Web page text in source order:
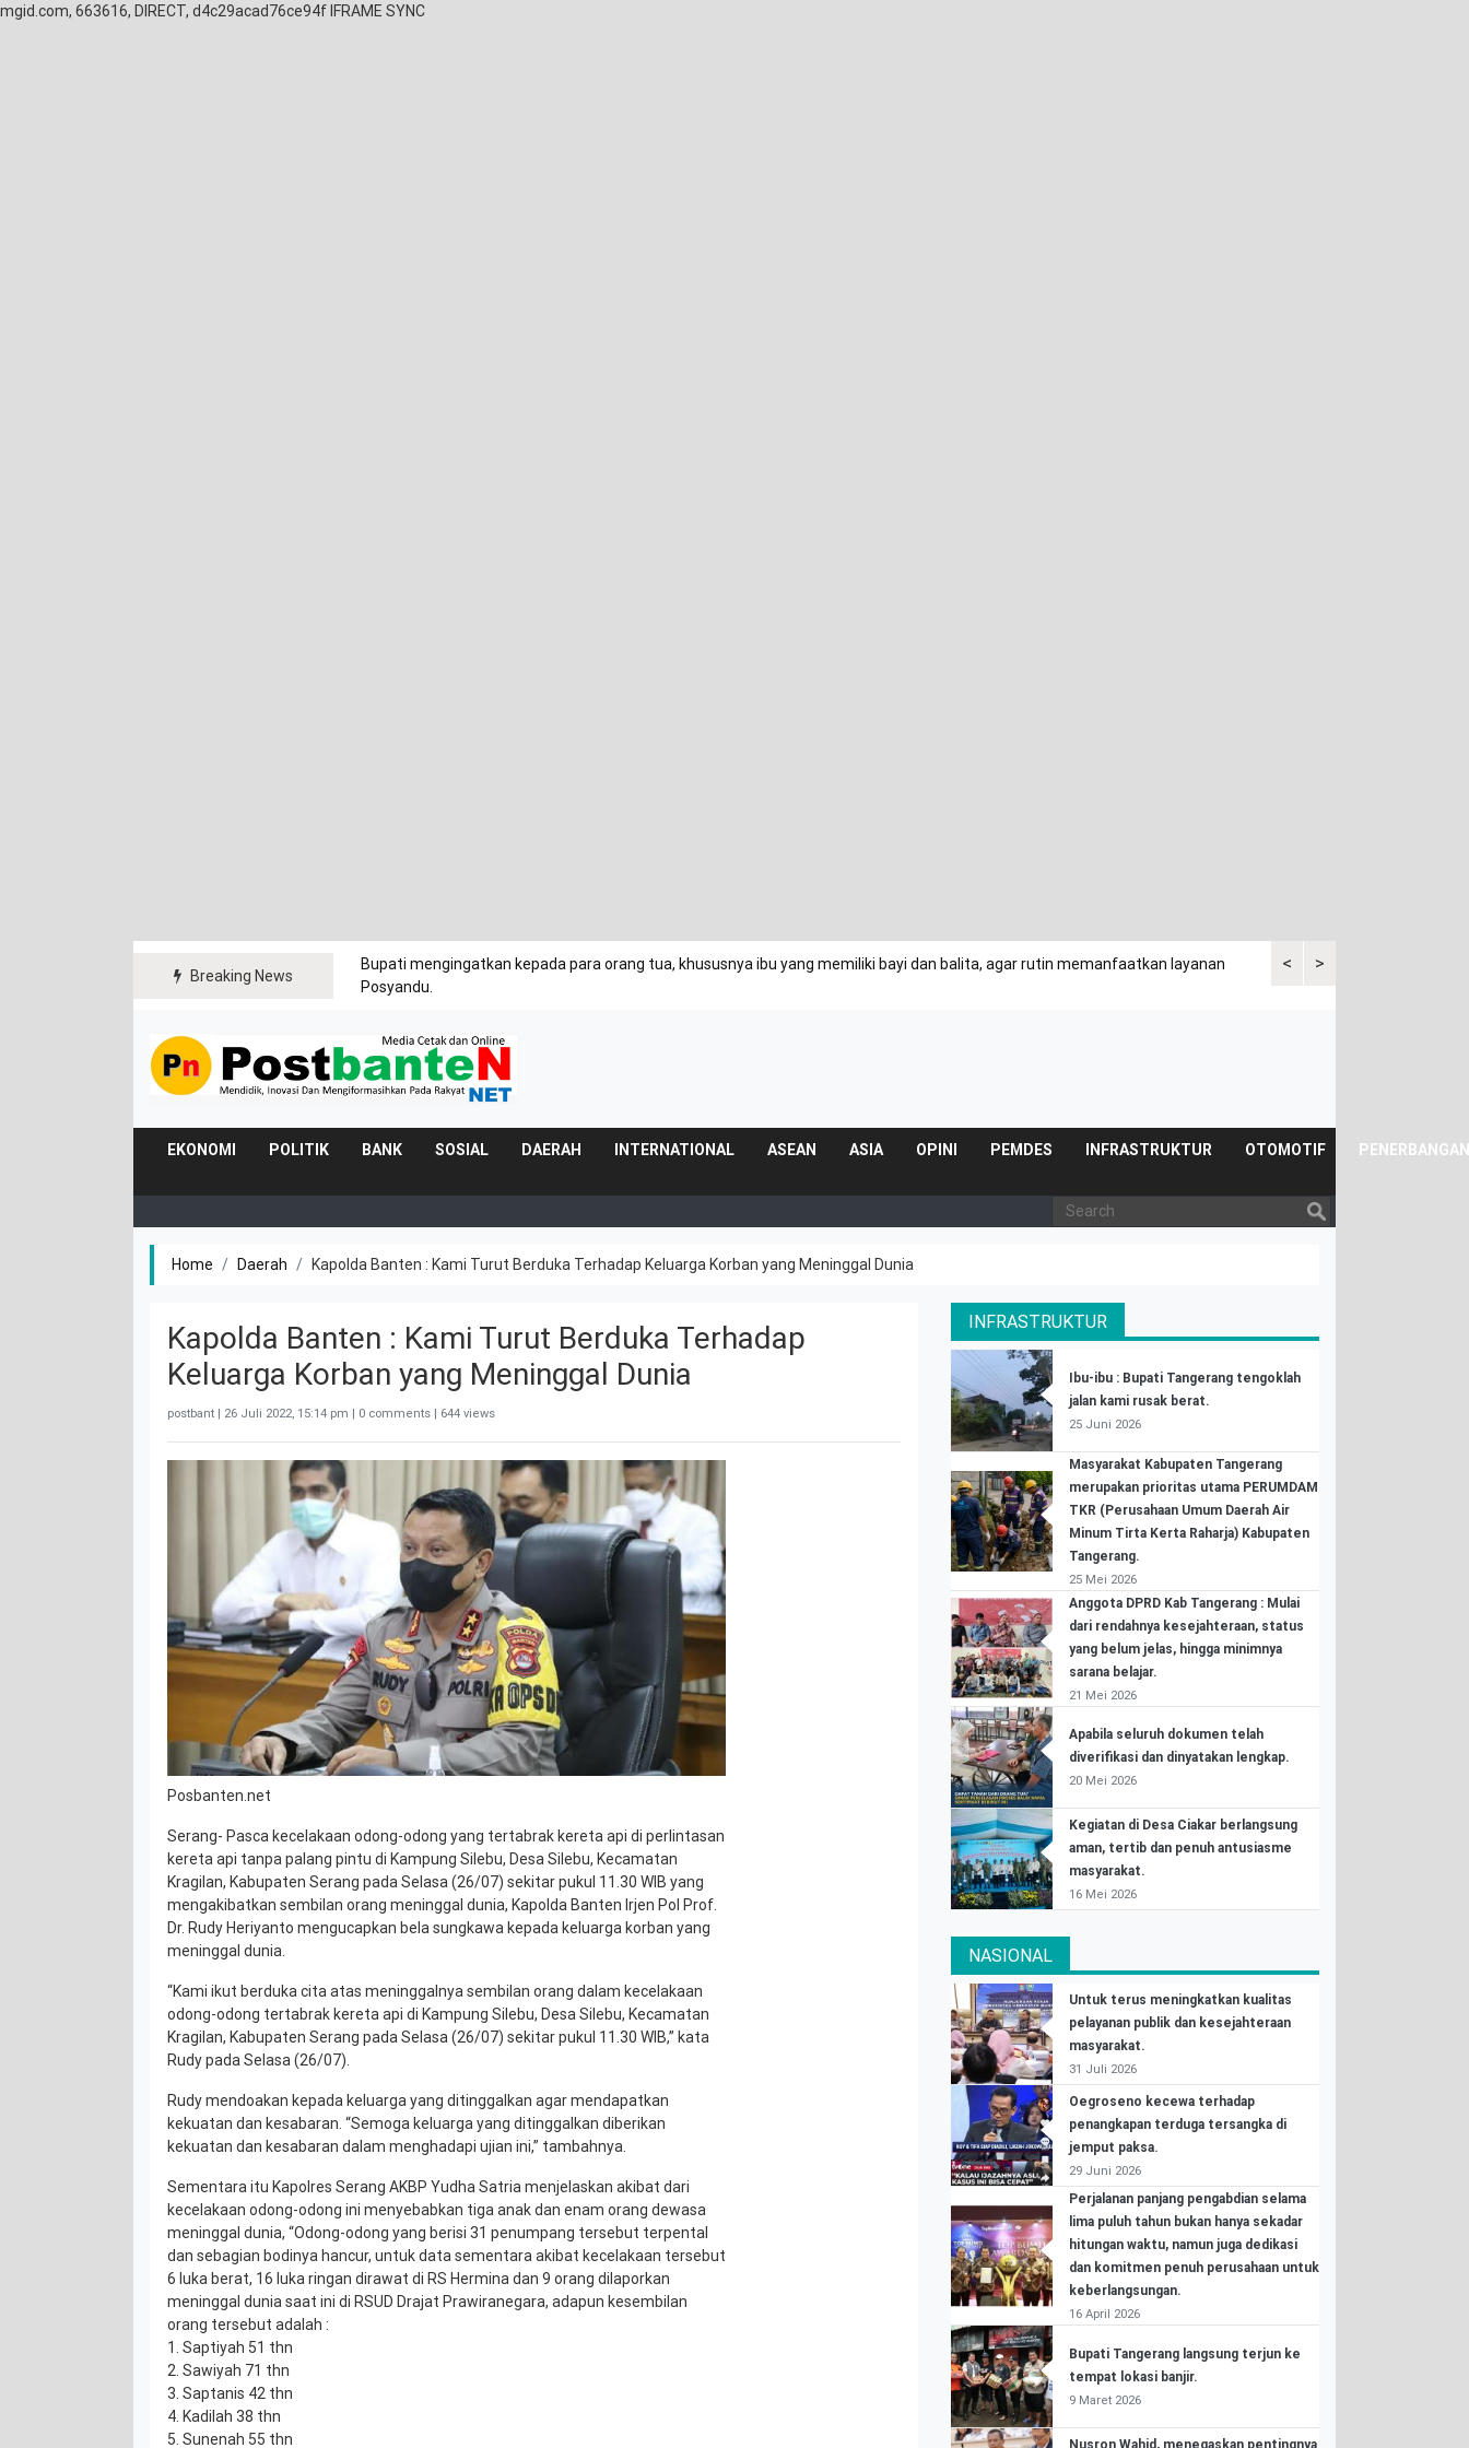
mgid.com, 663616, DIRECT, d4c29acad76ce94f IFRAME SYNC
Breaking News
<
Bupati mengingatkan kepada para orang tua, khususnya ibu yang memiliki bayi dan balita, agar rutin memanfaatkan layanan
Posyandu.
Kuasa tergugat kaget saksi
>
EKONOMI POLITIK BANK SOSIAL DAERAH INTERNATIONAL ASEAN ASIA OPINI PEMDES INFRASTRUKTUR OTOMOTIF PENERBANGAN
Home Daerah Kapolda Banten : Kami Turut Berduka Terhadap Keluarga Korban yang Meninggal Dunia
Kapolda Banten : Kami Turut Berduka Terhadap
Keluarga Korban yang Meninggal Dunia
postbant | 26 Juli 2022, 15:14 pm | 0 comments | 644 views
Posbanten.net
Serang- Pasca kecelakaan odong-odong yang tertabrak kereta api di perlintasan
kereta api tanpa palang pintu di Kampung Silebu, Desa Silebu, Kecamatan
Kragilan, Kabupaten Serang pada Selasa (26/07) sekitar pukul 11.30 WIB yang
mengakibatkan sembilan orang meninggal dunia, Kapolda Banten Irjen Pol Prof.
Dr. Rudy Heriyanto mengucapkan bela sungkawa kepada keluarga korban yang
meninggal dunia.
“Kami ikut berduka cita atas meninggalnya sembilan orang dalam kecelakaan
odong-odong tertabrak kereta api di Kampung Silebu, Desa Silebu, Kecamatan
Kragilan, Kabupaten Serang pada Selasa (26/07) sekitar pukul 11.30 WIB,” kata
Rudy pada Selasa (26/07).
Rudy mendoakan kepada keluarga yang ditinggalkan agar mendapatkan
kekuatan dan kesabaran. “Semoga keluarga yang ditinggalkan diberikan
kekuatan dan kesabaran dalam menghadapi ujian ini,” tambahnya.
Sementara itu Kapolres Serang AKBP Yudha Satria menjelaskan akibat dari
kecelakaan odong-odong ini menyebabkan tiga anak dan enam orang dewasa
meninggal dunia, “Odong-odong yang berisi 31 penumpang tersebut terpental
dan sebagian bodinya hancur, untuk data sementara akibat kecelakaan tersebut
6 luka berat, 16 luka ringan dirawat di RS Hermina dan 9 orang dilaporkan
meninggal dunia saat ini di RSUD Drajat Prawiranegara, adapun kesembilan
orang tersebut adalah :
1. Saptiyah 51 thn
2. Sawiyah 71 thn
3. Saptanis 42 thn
4. Kadilah 38 thn
5. Sunenah 55 thn
INFRASTRUKTUR
Ibu-ibu : Bupati Tangerang tengoklah
jalan kami rusak berat.
25 Juni 2026
Masyarakat Kabupaten Tangerang
merupakan prioritas utama PERUMDAM
TKR (Perusahaan Umum Daerah Air
Minum Tirta Kerta Raharja) Kabupaten
Tangerang.
25 Mei 2026
Anggota DPRD Kab Tangerang : Mulai
dari rendahnya kesejahteraan, status
yang belum jelas, hingga minimnya
sarana belajar.
21 Mei 2026
Apabila seluruh dokumen telah
diverifikasi dan dinyatakan lengkap.
20 Mei 2026
Kegiatan di Desa Ciakar berlangsung
aman, tertib dan penuh antusiasme
masyarakat.
16 Mei 2026
NASIONAL
Untuk terus meningkatkan kualitas
pelayanan publik dan kesejahteraan
masyarakat.
31 Juli 2026
Oegroseno kecewa terhadap
penangkapan terduga tersangka di
jemput paksa.
29 Juni 2026
Perjalanan panjang pengabdian selama
lima puluh tahun bukan hanya sekadar
hitungan waktu, namun juga dedikasi
dan komitmen penuh perusahaan untuk
keberlangsungan.
16 April 2026
Bupati Tangerang langsung terjun ke
tempat lokasi banjir.
9 Maret 2026
Nusron Wahid, menegaskan pentingnya